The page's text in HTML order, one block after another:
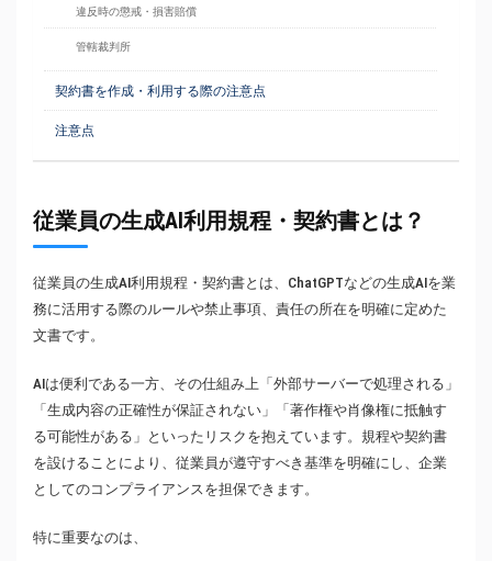
違反時の懲戒・損害賠償
管轄裁判所
契約書を作成・利用する際の注意点
注意点
従業員の生成AI利用規程・契約書とは？
従業員の生成AI利用規程・契約書とは、ChatGPTなどの生成AIを業
務に活用する際のルールや禁止事項、責任の所在を明確に定めた
文書です。
AIは便利である一方、その仕組み上「外部サーバーで処理される」
「生成内容の正確性が保証されない」「著作権や肖像権に抵触す
る可能性がある」といったリスクを抱えています。規程や契約書
を設けることにより、従業員が遵守すべき基準を明確にし、企業
としてのコンプライアンスを担保できます。
特に重要なのは、